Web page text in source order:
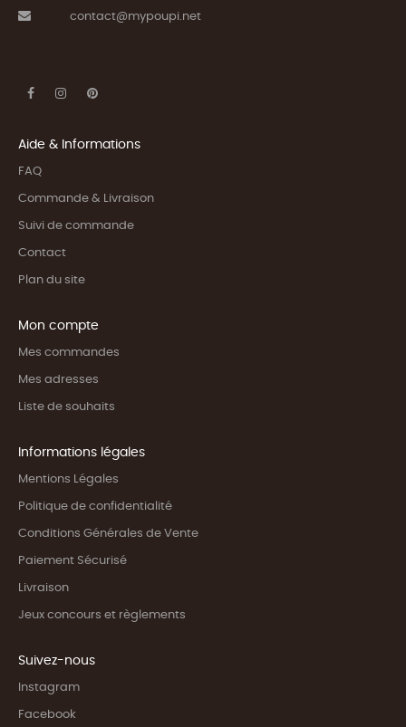
contact@mypoupi.net
Aide & Informations
FAQ
Commande & Livraison
Suivi de commande
Contact
Plan du site
Mon compte
Mes commandes
Mes adresses
Liste de souhaits
Informations légales
Mentions Légales
Politique de confidentialité
Conditions Générales de Vente
Paiement Sécurisé
Livraison
Jeux concours et règlements
Suivez-nous
Instagram
Facebook